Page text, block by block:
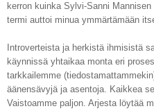
kerron kuinka Sylvi-Sanni
termi auttoi minua ymmärtämään
Introverteista ja herkistä ihmisistä
käynnissä yhtaikaa monta eri
tarkkailemme
äänensävyjä ja asentoja. Kaikkea
Vaistoamme paljon. Arjesta löytää